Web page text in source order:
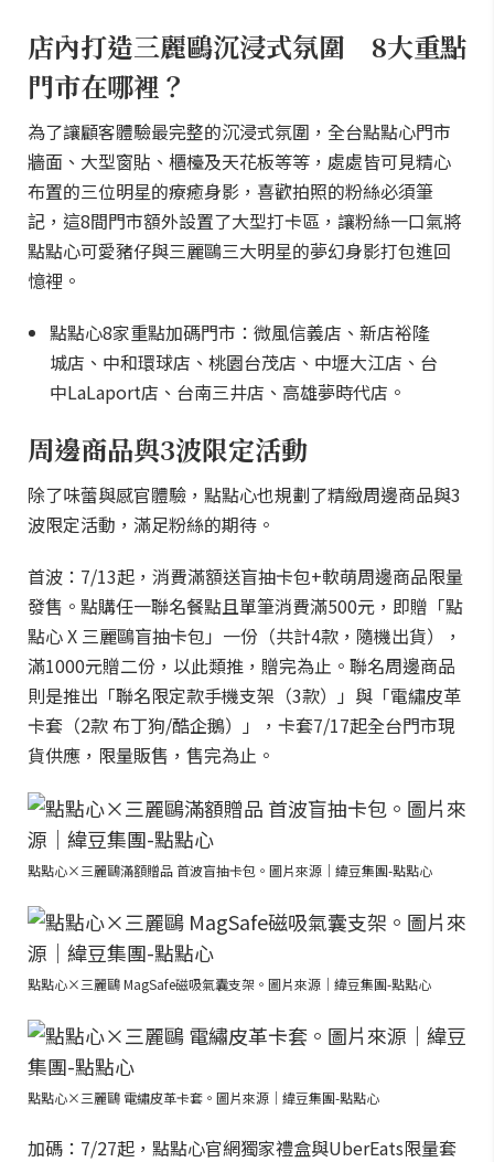
店內打造三麗鷗沉浸式氛圍 8大重點
門市在哪裡？
為了讓顧客體驗最完整的沉浸式氛圍，全台點點心門市
牆面、大型窗貼、櫃檯及天花板等等，處處皆可見精心
布置的三位明星的療癒身影，喜歡拍照的粉絲必須筆
記，這8間門市額外設置了大型打卡區，讓粉絲一口氣將
點點心可愛豬仔與三麗鷗三大明星的夢幻身影打包進回
憶裡。
點點心8家重點加碼門市：微風信義店、新店裕隆
城店、中和環球店、桃園台茂店、中壢大江店、台
中LaLaport店、台南三井店、高雄夢時代店。
周邊商品與3波限定活動
除了味蕾與感官體驗，點點心也規劃了精緻周邊商品與3
波限定活動，滿足粉絲的期待。
首波：7/13起，消費滿額送盲抽卡包+軟萌周邊商品限量
發售。點購任一聯名餐點且單筆消費滿500元，即贈「點
點心 X 三麗鷗盲抽卡包」一份（共計4款，隨機出貨），
滿1000元贈二份，以此類推，贈完為止。聯名周邊商品
則是推出「聯名限定款手機支架（3款）」與「電繡皮革
卡套（2款 布丁狗/酷企鵝）」，卡套7/17起全台門市現
貨供應，限量販售，售完為止。
點點心×三麗鷗滿額贈品 首波盲抽卡包。圖片來源｜緯豆集團-點點心
點點心×三麗鷗 MagSafe磁吸氣囊支架。圖片來源｜緯豆集團-點點心
點點心×三麗鷗 電繡皮革卡套。圖片來源｜緯豆集團-點點心
加碼：7/27起，點點心官網獨家禮盒與UberEats限量套